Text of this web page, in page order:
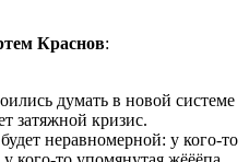
Краснов:
думать в новой системе
затяжной кризис.
неравномерной: у кого-то